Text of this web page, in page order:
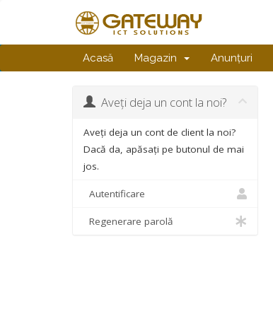
Acasă Magazin Anunțuri
Aveți deja un cont la noi?
Aveți deja un cont de client la noi?
Dacă da, apăsați pe butonul de mai
jos.
Autentificare
Regenerare parolă